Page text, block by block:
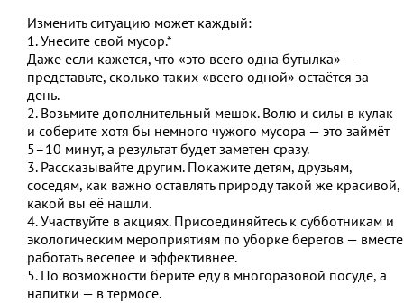
Изменить ситуацию может каждый:
1. Унесите свой мусор.*
Даже если кажется, что «это всего одна бутылка» —
представьте, сколько таких «всего одной» остаётся за
день.
2. Возьмите дополнительный мешок. Волю и силы в кулак
и соберите хотя бы немного чужого мусора — это займёт
5–10 минут, а результат будет заметен сразу.
3. Рассказывайте другим. Покажите детям, друзьям,
соседям, как важно оставлять природу такой же красивой,
какой вы её нашли.
4. Участвуйте в акциях. Присоединяйтесь к субботникам и
экологическим мероприятиям по уборке берегов — вместе
работать веселее и эффективнее.
5. По возможности берите еду в многоразовой посуде, а
напитки — в термосе.